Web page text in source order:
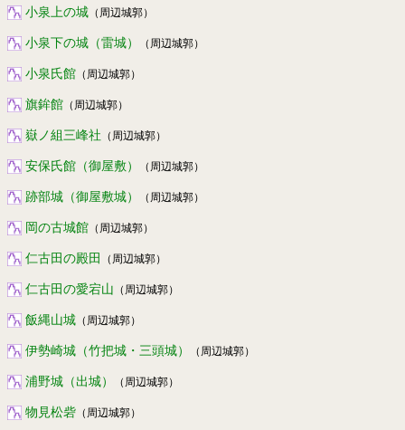
小泉上の城 （周辺城郭）
小泉下の城（雷城） （周辺城郭）
小泉氏館 （周辺城郭）
旗鉾館 （周辺城郭）
嶽ノ組三峰社 （周辺城郭）
安保氏館（御屋敷） （周辺城郭）
跡部城（御屋敷城） （周辺城郭）
岡の古城館 （周辺城郭）
仁古田の殿田 （周辺城郭）
仁古田の愛宕山 （周辺城郭）
飯縄山城 （周辺城郭）
伊勢崎城（竹把城・三頭城） （周辺城郭）
浦野城（出城） （周辺城郭）
物見松砦 （周辺城郭）